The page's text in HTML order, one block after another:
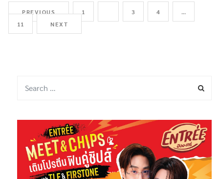
PREVIOUS 1 3 4
…
11
NEXT